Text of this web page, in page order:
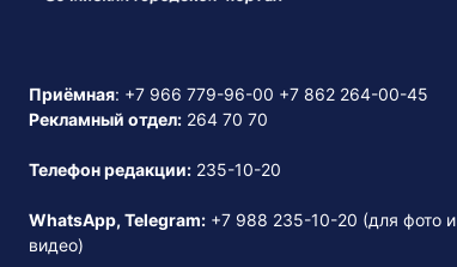
Приёмная: +7 966 779-96-00 +7 862 264-00-45
Рекламный отдел: 264 70 70
Телефон редакции: 235-10-20
WhatsApp, Telegram: +7 988 235-10-20 (для фото и
видео)